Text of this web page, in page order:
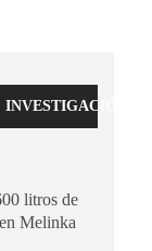
INVESTIGACIÓN
litros de
Melinka